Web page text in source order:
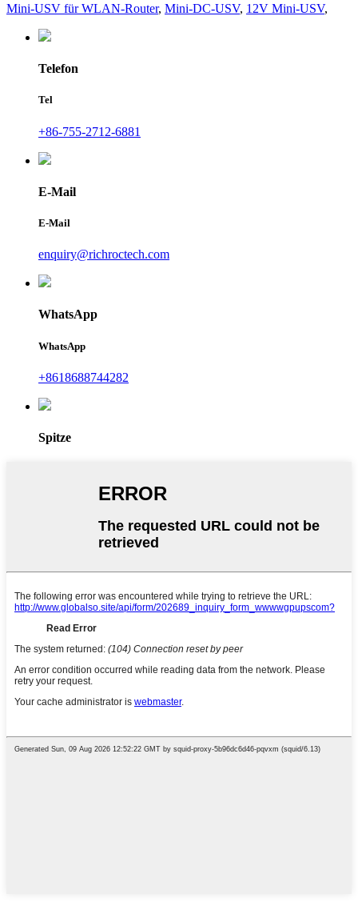
Mini-USV für WLAN-Router, Mini-DC-USV, 12V Mini-USV,
Telefon
Tel
+86-755-2712-6881
E-Mail
E-Mail
enquiry@richroctech.com
WhatsApp
WhatsApp
+8618688744282
Spitze